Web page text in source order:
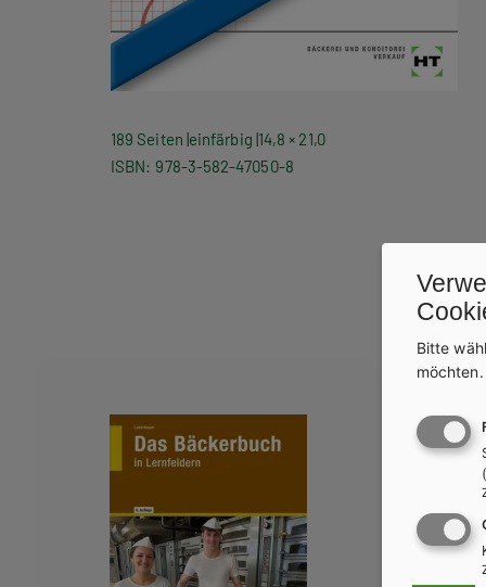
189 Seiten einfärbig 14,8 × 21,0
ISBN
978-3-582-47050-8
Bitte
möchten.